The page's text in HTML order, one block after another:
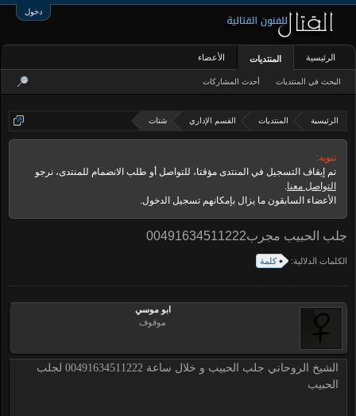
دخول
الرئيسية المنتديات القسم الإداري شتات
تنويه:
تم إيقاف التسجيل في المنتدى مؤقتا، للتواصل أو طلب الانضمام للمنتدى، نرجو
التواصل معنا.
الأعضاء السابقون ما يزال بإمكانهم تسجيل الدخول.
جلب الحبيب مجرب00491634511222
الكلمات الدلالية: كلمة
ابو موسي
موقوف
الشيخ الروحاني جلب الحبيب و خلال ساعة 00491634511222 لجلب
الحبيب
الرئيسية المنتديات
البحث في المنتديات أحدث المشاركات
الأعضاء